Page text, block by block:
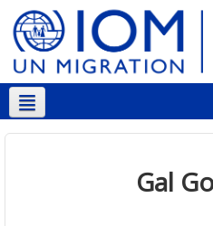
Soomaali ‎(so)‎
Gal